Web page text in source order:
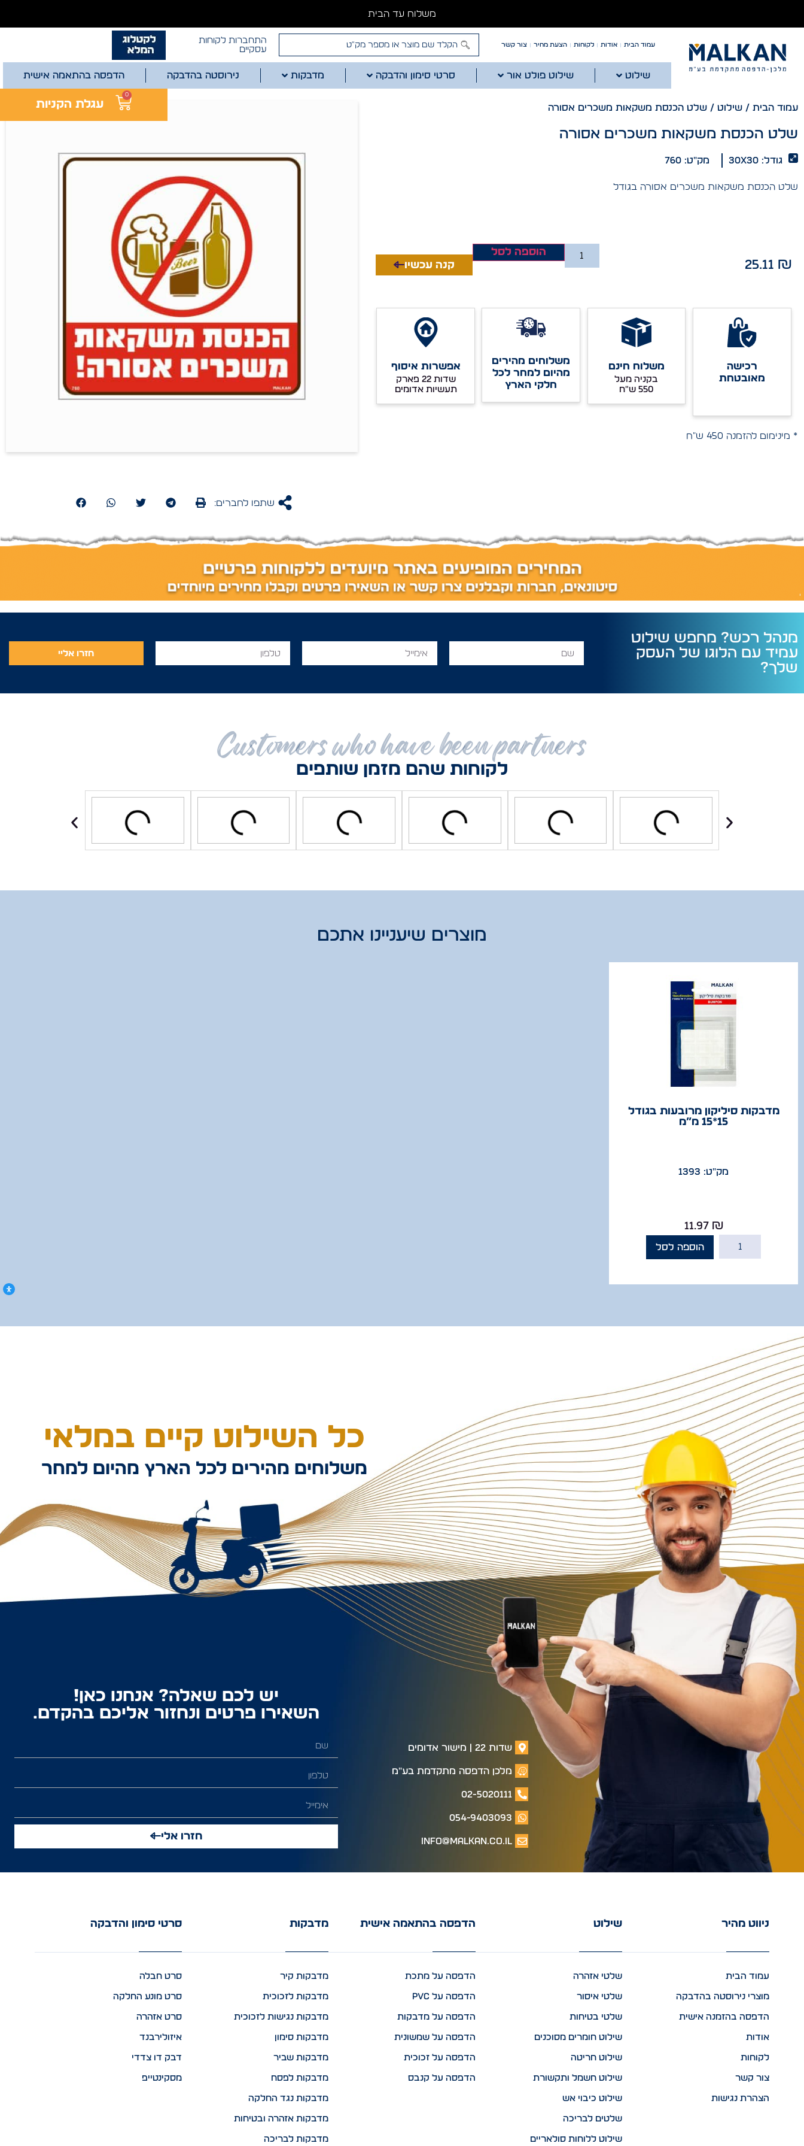
משלוח עד הבית
עמוד הבית אודות לקוחות הצעת מחיר צור קשר
התחברות לקוחות
עסקיים
שילוט שילוט פולט אור סרטי סימון והדבקה מדבקות נירוסטה בהדבקה הדפסה בהתאמה אישית
0
עמוד הבית / שילוט / שלט הכנסת משקאות משכרים אסורה
שלט הכנסת משקאות משכרים אסורה
גודל: 30x30 מק"ט: 760
שלט הכנסת משקאות משכרים אסורה בגודל
25.11 ₪
הוספה לסל
קנה עכשיו
רכישה
מאובטחת
משלוח חינם
בקניה מעל
משלוחים מהירים
מהיום למחר לכל
חלקי הארץ
אפשרות איסוף
שדות 22 פארק
תעשיות אדומים
* מינימום להזמנה 450 ש"ח
שתפו לחברים:
מנהל רכש? מחפש שילוט
עמיד עם הלוגו של העסק
שלך?
חזרו אליי
Customers who have been partners
לקוחות שהם מזמן שותפים
מוצרים שיעניינו אתכם
מדבקות סיליקון מרובעות בגודל
15*15 מ”מ
מק"ט: 1393
11.97 ₪
הוספה לסל
כל השילוט קיים במלאי
משלוחים מהירים לכל הארץ מהיום למחר
שדות 22 | מישור אדומים
מלכן הדפסה מתקדמת בע"מ
02-5020111
054-9403093
info@malkan.co.il
יש לכם שאלה? אנחנו כאן!
השאירו פרטים ונחזור אליכם בהקדם.
חזרו אלי
ניווט מהיר
עמוד הבית
מוצרי נירוסטה בהדבקה
הדפסה בהזמנה אישית
אודות
לקוחות
צור קשר
הצהרת נגישות
שילוט
שלטי אזהרה
שלטי איסור
שלטי בטיחות
שילוט חומרים מסוכנים
שילוט חריטה
שילוט חשמל ותקשורת
שילוט כיבוי אש
שלטים לבריכה
שילוט ללוחות סולאריים
הדפסה בהתאמה אישית
הדפסה על מתכת
הדפסה על PVC
הדפסה על מדבקות
הדפסה על שמשונית
הדפסה על זכוכית
הדפסה על קנבס
מדבקות
מדבקות קיר
מדבקות לזכוכית
מדבקות נגישות לזכוכית
מדבקות סימון
מדבקות שביר
מדבקות לפסח
מדבקות נגד החלקה
מדבקות אזהרה ובטיחות
מדבקות לבריכה
סרטי סימון והדבקה
סרט חבלה
סרט מונע החלקה
סרט אזהרה
איזולירבנד
דבק דו צדדי
מסקינטייפ